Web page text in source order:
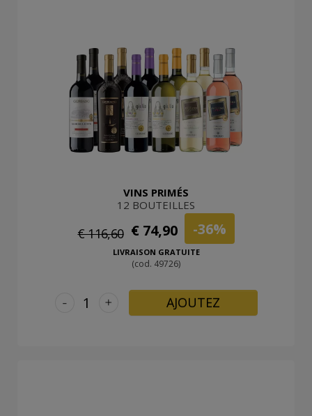
VINS PRIMÉS
12 BOUTEILLES
€ 116,60 € 74,90 -36%
LIVRAISON GRATUITE
(cod. 49726)
+
- AJOUTEZ